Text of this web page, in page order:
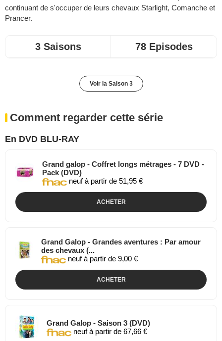
continuant de s'occuper de leurs chevaux Starlight, Comanche et
Prancer.
3 Saisons 78 Episodes
Voir la Saison 3
Comment regarder cette série
En DVD BLU-RAY
Grand galop - Coffret longs métrages - 7 DVD -
Pack (DVD)
neuf à partir de 51,95 €
ACHETER
Grand Galop - Grandes aventures : Par amour
des chevaux (...
neuf à partir de 9,00 €
ACHETER
Grand Galop - Saison 3 (DVD)
neuf à partir de 67,66 €